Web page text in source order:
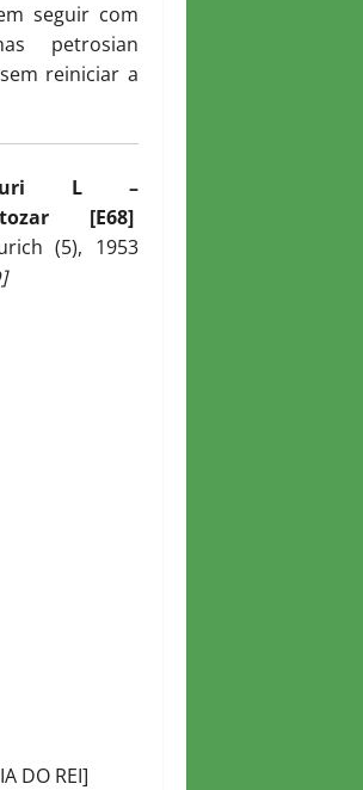
seguir com
petrosian
reiniciar a
L –
[E68]
(5), 1953
DO REI]